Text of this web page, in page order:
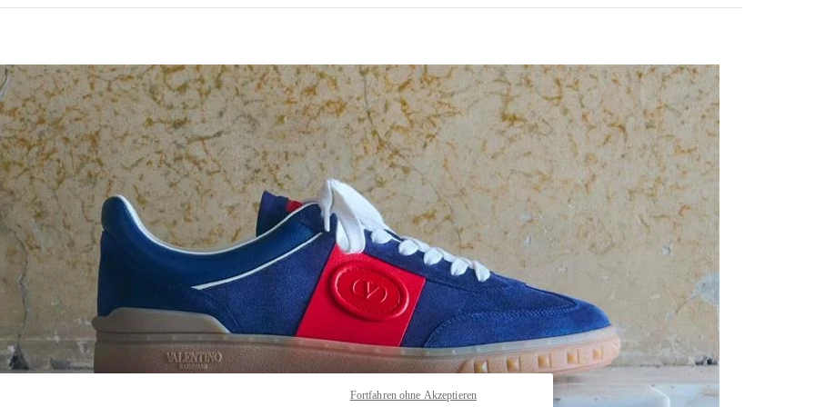
IN NEW TAB
Link Opens in New Tab
Fortfahren ohne Akzeptieren